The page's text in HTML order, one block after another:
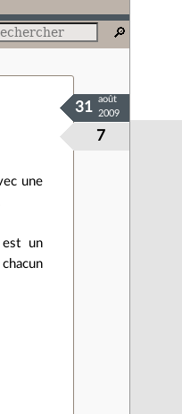
7
31
août
2009
une
est un